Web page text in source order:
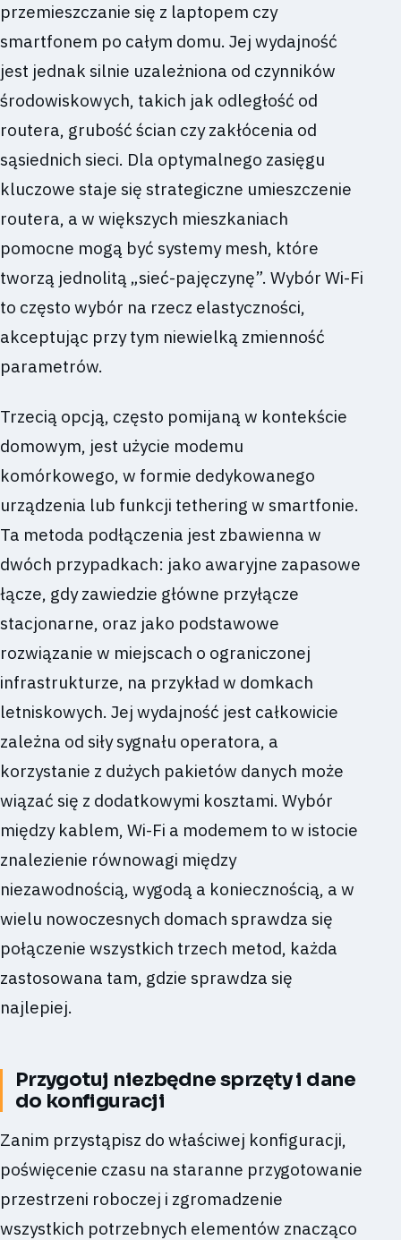
przemieszczanie się z laptopem czy
smartfonem po całym domu. Jej wydajność
jest jednak silnie uzależniona od czynników
środowiskowych, takich jak odległość od
routera, grubość ścian czy zakłócenia od
sąsiednich sieci. Dla optymalnego zasięgu
kluczowe staje się strategiczne umieszczenie
routera, a w większych mieszkaniach
pomocne mogą być systemy mesh, które
tworzą jednolitą „sieć-pajęczynę”. Wybór Wi-Fi
to często wybór na rzecz elastyczności,
akceptując przy tym niewielką zmienność
parametrów.
Trzecią opcją, często pomijaną w kontekście
domowym, jest użycie modemu
komórkowego, w formie dedykowanego
urządzenia lub funkcji tethering w smartfonie.
Ta metoda podłączenia jest zbawienna w
dwóch przypadkach: jako awaryjne zapasowe
łącze, gdy zawiedzie główne przyłącze
stacjonarne, oraz jako podstawowe
rozwiązanie w miejscach o ograniczonej
infrastrukturze, na przykład w domkach
letniskowych. Jej wydajność jest całkowicie
zależna od siły sygnału operatora, a
korzystanie z dużych pakietów danych może
wiązać się z dodatkowymi kosztami. Wybór
między kablem, Wi-Fi a modemem to w istocie
znalezienie równowagi między
niezawodnością, wygodą a koniecznością, a w
wielu nowoczesnych domach sprawdza się
połączenie wszystkich trzech metod, każda
zastosowana tam, gdzie sprawdza się
najlepiej.
Przygotuj niezbędne sprzęty i dane
do konfiguracji
Zanim przystąpisz do właściwej konfiguracji,
poświęcenie czasu na staranne przygotowanie
przestrzeni roboczej i zgromadzenie
wszystkich potrzebnych elementów znacząco